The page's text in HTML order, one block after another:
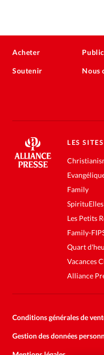
Acheter
Soutenir Nous
LES
Family
SpirituElles
Les Petits
Family-
Quart
Vacances
Alliance
Conditions générales de
Gestion des données